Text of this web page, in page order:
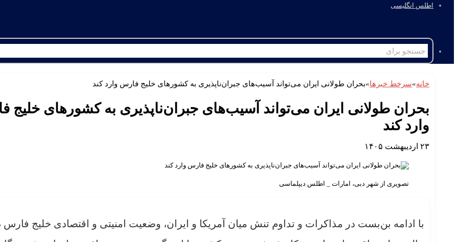
اطلس انگلیسی
خانه»سرخط خبرها»بحران طولانی ایران می‌تواند آسیب‌های جبران‌ناپذیری به کشورهای خلیج فارس وارد کند
بحران طولانی ایران می‌تواند آسیب‌های جبران‌ناپذیری به کشورهای خلیج
وارد کند
۲۳ اردیبهشت ۱۴۰۵
تصویری از شهر دبی، امارات _ اطلس دیپلماسی
با ادامه بن‌بست در مذاکرات و تداوم تنش میان آمریکا و ایران، وضعیت امنیتی و اقتصادی خلیج فارس